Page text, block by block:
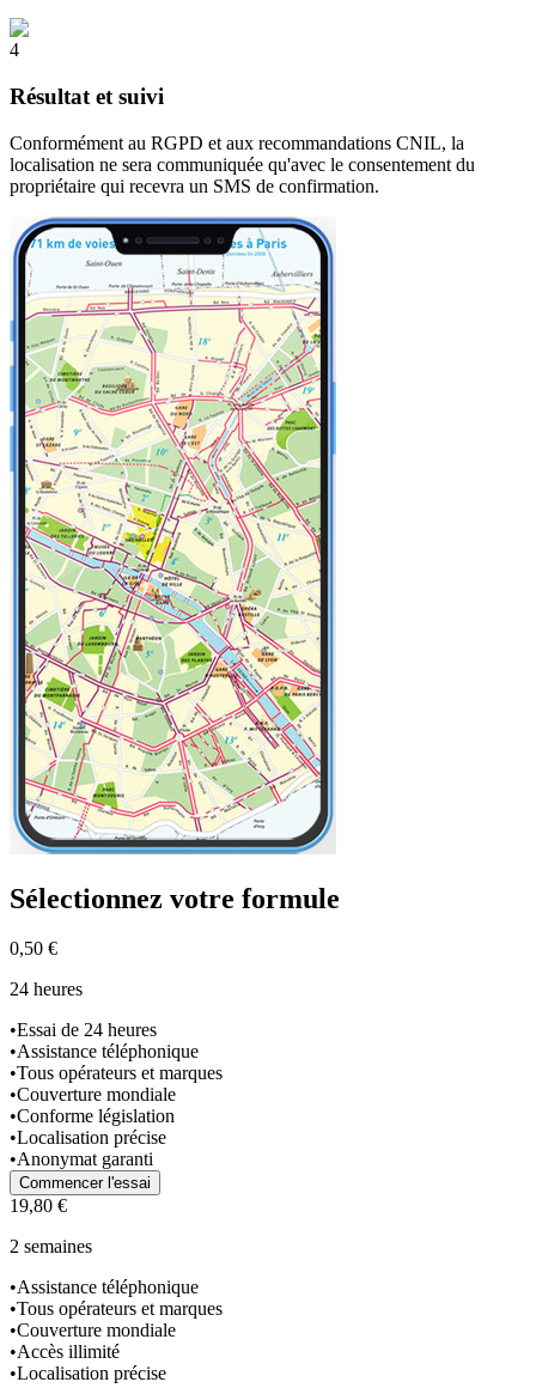
4
Résultat et suivi
Conformément au RGPD et aux recommandations CNIL, la
localisation ne sera communiquée qu'avec le consentement du
propriétaire qui recevra un SMS de confirmation.
Sélectionnez votre formule
0,50 €
24 heures
•Essai de 24 heures
•Assistance téléphonique
•Tous opérateurs et marques
•Couverture mondiale
•Conforme législation
•Localisation précise
•Anonymat garanti
Commencer l'essai
19,80 €
2 semaines
•Assistance téléphonique
•Tous opérateurs et marques
•Couverture mondiale
•Accès illimité
•Localisation précise